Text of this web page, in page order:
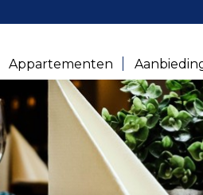
Appartementen